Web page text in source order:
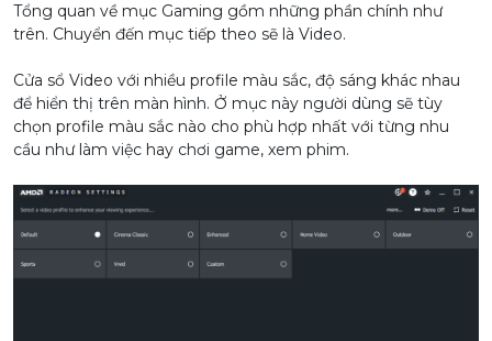
Tổng quan về mục Gaming gồm những phần chính như
trên. Chuyển đến mục tiếp theo sẽ là Video.
Cửa sổ Video với nhiều profile màu sắc, độ sáng khác nhau
để hiển thị trên màn hình. Ở mục này người dùng sẽ tùy
chọn profile màu sắc nào cho phù hợp nhất với từng nhu
cầu như làm việc hay chơi game, xem phim.